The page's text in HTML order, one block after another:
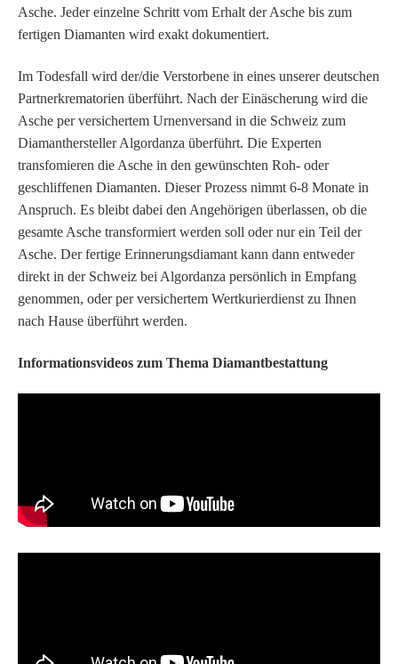
Asche. Jeder einzelne Schritt vom Erhalt der Asche bis zum
fertigen Diamanten wird exakt dokumentiert.
Im Todesfall wird der/die Verstorbene in eines unserer deutschen
Partnerkrematorien überführt. Nach der Einäscherung wird die
Asche per versichertem Urnenversand in die Schweiz zum
Diamanthersteller Algordanza überführt. Die Experten
transfomieren die Asche in den gewünschten Roh- oder
geschliffenen Diamanten. Dieser Prozess nimmt 6-8 Monate in
Anspruch. Es bleibt dabei den Angehörigen überlassen, ob die
gesamte Asche transformiert werden soll oder nur ein Teil der
Asche. Der fertige Erinnerungsdiamant kann dann entweder
direkt in der Schweiz bei Algordanza persönlich in Empfang
genommen, oder per versichertem Wertkurierdienst zu Ihnen
nach Hause überführt werden.
Informationsvideos zum Thema Diamantbestattung